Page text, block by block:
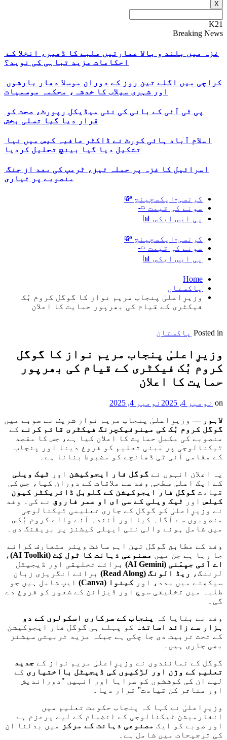
X
K21
Breaking News
غزہ میں بلند و بالا عمارتیں ملبے کا ڈھیر، انخلا کے
احکامات مزید تباہی کی نوید؟
کراچی میں اگلے تین روز کے دوران موسلا دھار بارشوں
اور شہری سیلاب کا خدشہ، محکمہ موسمیات
پی ٹی آئی کے بانی کی نئی میڈیکل رپورٹ، صحت کو
قرار دیا گیا تسلی بخش
اسلام آباد ہائی کورٹ نے ڈاکٹر عافیہ کیس میں نیا
تشکیل دیا گیا بینچ تحلیل کردیا
اسرائیل کا غزہ پر حملہ تیز، ٹرمپ کی بعد از جنگ
منصوبے پر تیاری
کرنسی-ایکسچینج 💸
سونے کی قیمت 🧈
پی ایس ایکس 📊
کرنسی-ایکسچینج 💸
سونے کی قیمت 🧈
پی ایس ایکس 📊
Home
پاکستان
وزیرِاعلیٰ پنجاب مریم نواز کا گوگل کروم بُک
فیکٹری کے قیام کی بھرپور حمایت کا اعلان
Posted in پاکستان
وزیرِاعلیٰ پنجاب مریم نواز کا گوگل
کروم بُک فیکٹری کے قیام کی بھرپور
حمایت کا اعلان
on نومبر 4, 2025
نومبر 4, 2025
لاہور —وزیرِاعلیٰ پنجاب مریم نواز شریف نے صوبے میں
گوگل کروم بُک کی مینوفیکچرنگ فیکٹری قائم کرنے کے
منصوبے کی مکمل حمایت کا اعلان کیا ہے، جس کا مقصد
ٹیکنالوجی پر مبنی تعلیم کو فروغ دینا اور پنجاب
کے مقامی آئی ٹی ڈھانچے کو مضبوط بنانا ہے۔
یہ اعلان انہوں نے گوگل فار ایجوکیشن اور
ٹیک ویلی
کے ایک اعلیٰ سطحی وفد سے ملاقات کے دوران کیا، جس کی
قیادت گوگل فار ایجوکیشن کے گلوبل ڈائریکٹر کیون
کیلس اور ٹیک ویلی کے سی ای او عمر فاروق نے کی۔ وفد
نے وزیرِاعلیٰ کو گوگل کے جاری تعلیمی ٹیکنالوجی
منصوبوں سے آگاہ کیا اور آئندہ آنے والے کروم بُکس
میں شامل ہونے والی نئی ایپلی کیشنز پر بریفنگ دی۔
وفد کے مطابق گوگل تین اہم سافٹ ویئر متعارف کرانے
جا رہا ہے جن میں مصنوعی ذہانت کا ٹول کِٹ (AI Toolkit)
،
اے آئی جیِمَنی (AI Gemini)
برائے تخلیقی اور ڈیجیٹل
لرننگ،
ریڈ الونگ (Read Along)
برائے انگریزی زبان
سیکھنے میں مدد، اور کینوا (Canva)
ایپ شامل ہیں جو
طلبہ میں تخلیقی سوچ اور ڈیزائن کے شعور کو فروغ دے
گی۔
وفد نے بتایا کہ
پنجاب کے سرکاری اسکولوں کے دو
ہزار سے زائد اساتذہ کو پہلے ہی گوگل فار ایجوکیشن
کے تحت تربیت دی جا چکی ہے جبکہ مزید تربیتی سیشنز
بھی جاری ہیں۔
گوگل کے نمائندوں نے وزیرِاعلیٰ مریم نواز کے جدید
تعلیم کے وژن اور لڑکیوں کی ڈیجیٹل بااختیاری کے
لیے ان کی کوششوں کو سراہا اور انہیں "دوراندیش
اور متاثر کن قیادت” قرار دیا۔
وزیرِاعلیٰ نے کہا کہ پنجاب حکومت تعلیم میں
انفارمیشن ٹیکنالوجی کے انضمام کے لیے پرعزم ہے
اور صوبے کو ایک مصنوعی ذہانت کے مرکز
میں بدلنا ان
کی ترجیحات میں شامل ہے۔